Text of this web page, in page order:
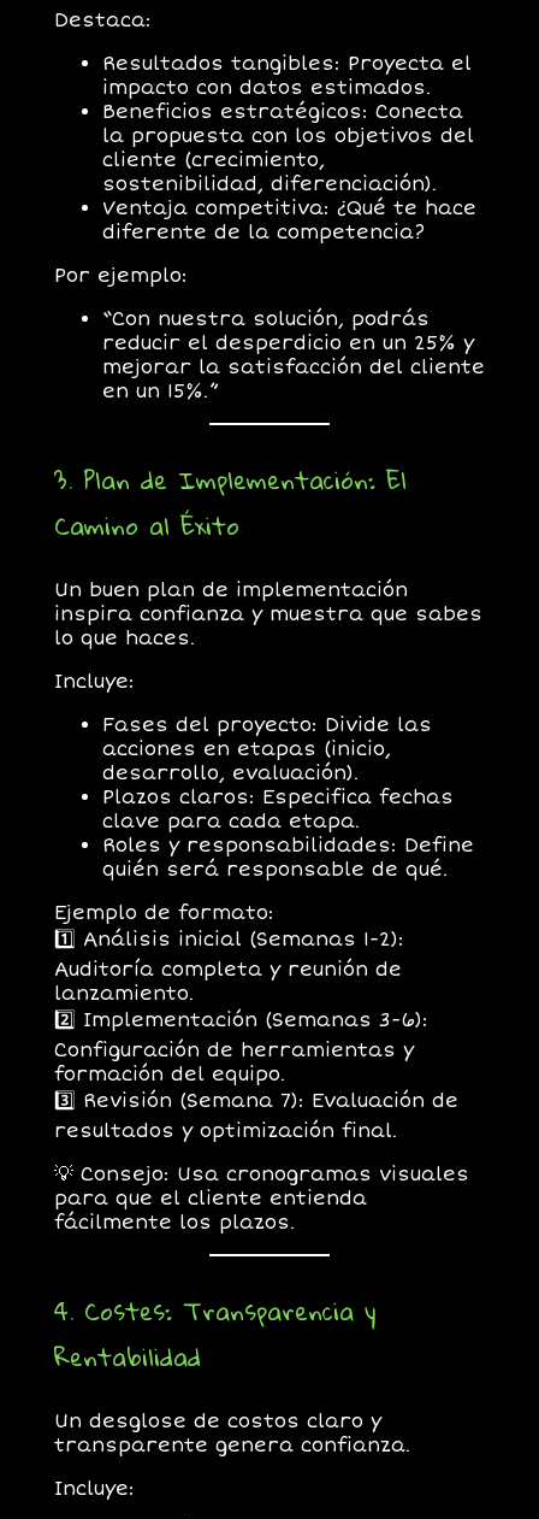
Destaca:
Resultados tangibles: Proyecta el
impacto con datos estimados.
Beneficios estratégicos: Conecta
la propuesta con los objetivos del
cliente (crecimiento,
sostenibilidad, diferenciación).
Ventaja competitiva: ¿Qué te hace
diferente de la competencia?
Por ejemplo:
“Con nuestra solución, podrás
reducir el desperdicio en un 25% y
mejorar la satisfacción del cliente
en un 15%.”
3. Plan de Implementación: El
Camino al Éxito
Un buen plan de implementación
inspira confianza y muestra que sabes
lo que haces.
Incluye:
Fases del proyecto: Divide las
acciones en etapas (inicio,
desarrollo, evaluación).
Plazos claros: Especifica fechas
clave para cada etapa.
Roles y responsabilidades: Define
quién será responsable de qué.
Ejemplo de formato:
1️⃣ Análisis inicial (Semanas 1-2):
Auditoría completa y reunión de
lanzamiento.
2️⃣ Implementación (Semanas 3-6):
Configuración de herramientas y
formación del equipo.
3️⃣ Revisión (Semana 7): Evaluación de
resultados y optimización final.
💡 Consejo: Usa cronogramas visuales
para que el cliente entienda
fácilmente los plazos.
4. Costes: Transparencia y
Rentabilidad
Un desglose de costos claro y
transparente genera confianza.
Incluye: